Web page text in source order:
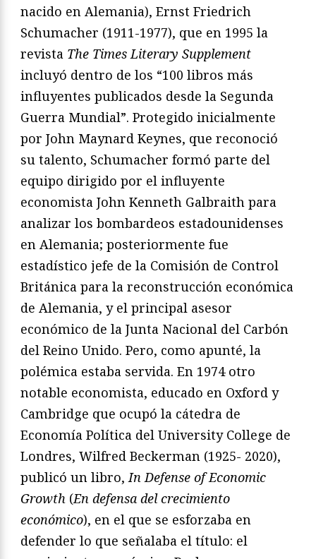
nacido en Alemania), Ernst Friedrich
Schumacher (1911-1977), que en 1995 la
revista The Times Literary Supplement
incluyó dentro de los “100 libros más
influyentes publicados desde la Segunda
Guerra Mundial”. Protegido inicialmente
por John Maynard Keynes, que reconoció
su talento, Schumacher formó parte del
equipo dirigido por el influyente
economista John Kenneth Galbraith para
analizar los bombardeos estadounidenses
en Alemania; posteriormente fue
estadístico jefe de la Comisión de Control
Británica para la reconstrucción económica
de Alemania, y el principal asesor
económico de la Junta Nacional del Carbón
del Reino Unido. Pero, como apunté, la
polémica estaba servida. En 1974 otro
notable economista, educado en Oxford y
Cambridge que ocupó la cátedra de
Economía Política del University College de
Londres, Wilfred Beckerman (1925- 2020),
publicó un libro,In Defense of Economic
Growth (En defensa del crecimiento
económico), en el que se esforzaba en
defender lo que señalaba el título: el